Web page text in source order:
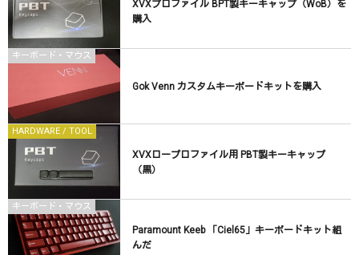
XVXプロファイル BPT製キーキャップ（WoB）を
購入
キーボード・マウス
Gok Venn カスタムキーボードキットを購入
HARDWARE / TOOL
XVXロープロファイル用 PBT製キーキャップ
（黒）
キーボード・マウス
Paramount Keeb 「Ciel65」キーボードキット組
んだ